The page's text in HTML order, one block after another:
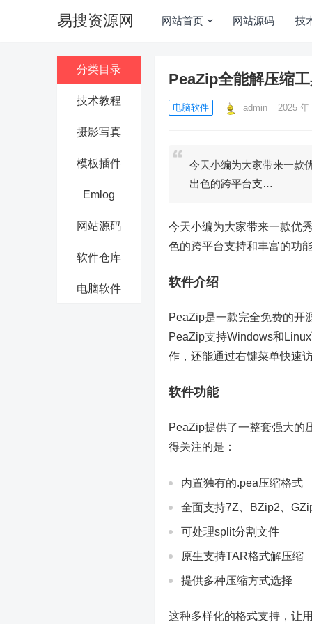
易搜资源网 网站首页 网站源码 技
分类目录
技术教程
摄影写真
模板插件
Emlog
网站源码
软件仓库
电脑软件
PeaZip全能解压缩
电脑软件 admin 2025 年
今天小编为大家带来一款
出色的跨平台支…
今天小编为大家带来一款优
色的跨平台支持和丰富的功
软件介绍
PeaZip是一款完全免费的开
PeaZip支持Windows和
作，还能通过右键菜单快速
软件功能
PeaZip提供了一整套强大的
得关注的是：
内置独有的.pea压缩格式
全面支持7Z、BZip2、
可处理split分割文件
原生支持TAR格式解压缩
提供多种压缩方式选择
这种多样化的格式支持，让